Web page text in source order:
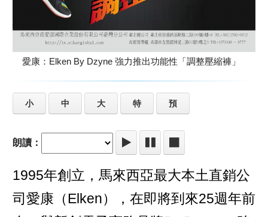
愛康：Elken By Dzyne 強力推出功能性「調整壓縮褲」
小 中 大 特 預
朗讀：
1995年創立，馬來西亞最大本土直銷公
司愛康（Elken），在即將到來25週年前